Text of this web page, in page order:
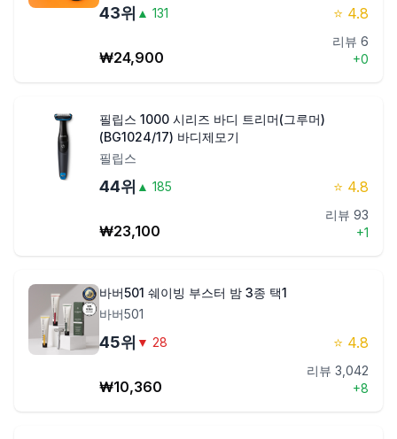
43위 ▲ 131 ⭐ 4.8
₩24,900
리뷰 6
+0
필립스 1000 시리즈 바디 트리머(그루머)
(BG1024/17) 바디제모기
필립스
44위 ▲ 185 ⭐ 4.8
₩23,100
리뷰 93
+1
바버501 쉐이빙 부스터 밤 3종 택1
바버501
45위 ▼ 28 ⭐ 4.8
₩10,360
리뷰 3,042
+8